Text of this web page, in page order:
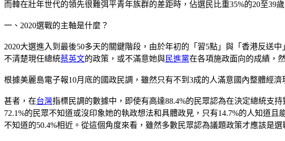
而韓在壯年世代的領先很難弭平青年族群的差距時，佔選民比重35%的20至39
一、2020選戰的主軸是什麼？
2020大選進入到最後50多天的關鍵階段，由於年初的「習5點」與「香港反送
不清楚現任總統蔡英文的政策，或不滿意她與民進黨在各項施政面向的成績，
根據美麗島電子報10月底的國政民調，雖然只有不到3成的人滿意國內整體經
甚者，在台灣指標民調的數據中，即使有高達88.4%的民眾認為在決定總統支
72.1%的民眾不知道或沒印象她的執政想法和具體政見，只有14.7%的人知道
不知道的50.4%相近。從這個角度來看，雖然多數民眾認為議題政策才應該是